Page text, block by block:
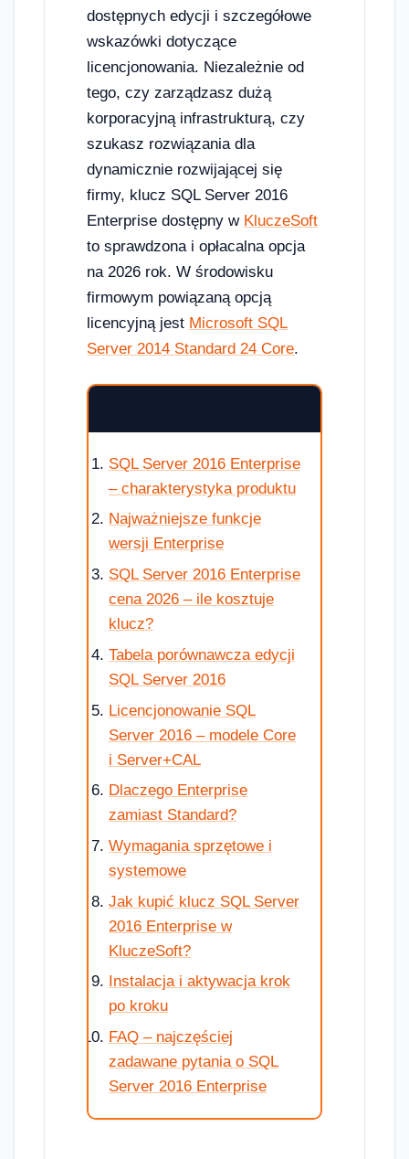
dostępnych edycji i szczegółowe
wskazówki dotyczące
licencjonowania. Niezależnie od
tego, czy zarządzasz dużą
korporacyjną infrastrukturą, czy
szukasz rozwiązania dla
dynamicznie rozwijającej się
firmy, klucz SQL Server 2016
Enterprise dostępny w KluczeSoft
to sprawdzona i opłacalna opcja
na 2026 rok. W środowisku
firmowym powiązaną opcją
licencyjną jest Microsoft SQL
Server 2014 Standard 24 Core.
SQL Server 2016 Enterprise
– charakterystyka produktu
Najważniejsze funkcje
wersji Enterprise
SQL Server 2016 Enterprise
cena 2026 – ile kosztuje
klucz?
Tabela porównawcza edycji
SQL Server 2016
Licencjonowanie SQL
Server 2016 – modele Core
i Server+CAL
Dlaczego Enterprise
zamiast Standard?
Wymagania sprzętowe i
systemowe
Jak kupić klucz SQL Server
2016 Enterprise w
KluczeSoft?
Instalacja i aktywacja krok
po kroku
FAQ – najczęściej
zadawane pytania o SQL
Server 2016 Enterprise